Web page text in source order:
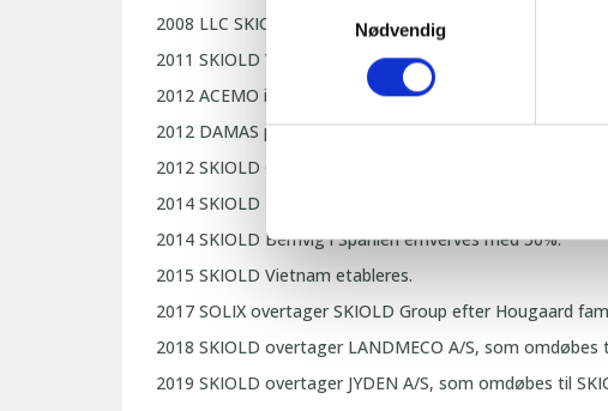
Nødvendig
2008 LLC SKIOLD i Rusland etableres (tidligere filial).
2011 SKIOLD VMS i Australien erhverves med 50%.
2012 ACEMO i Frankrig overtages.
2012 DAMAS på Fyn overtages.
2012 SKIOLD Qingdao i Kina etableres.
2014 SKIOLD Ukraine etableres.
2014 SKIOLD Bemvig i Spanien erhverves med 50%.
2015 SKIOLD Vietnam etableres.
2017 SOLIX overtager SKIOLD Group efter Hougaard
2018 SKIOLD overtager LANDMECO A/S, som omdøbes
2019 SKIOLD overtager JYDEN A/S, som omdøbes til